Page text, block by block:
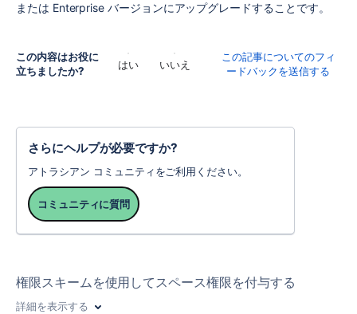
または Enterprise バージョンにアップグレードすることです。
この内容はお役に
立ちましたか?
はい いいえ
この記事についてのフィ
ードバックを送信する
さらにヘルプが必要ですか?
アトラシアン コミュニティをご利用ください。
コミュニティに質問
権限スキームを使用してスペース権限を付与する
詳細を表示する